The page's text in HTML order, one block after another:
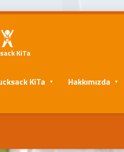
KiTa
KiTa Hakkımızda